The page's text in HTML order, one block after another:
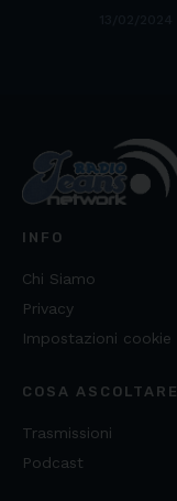
INFO
Chi Siamo
Privacy
Impostazioni cookie
COSA ASCOLTARE
Trasmissioni
Podcast